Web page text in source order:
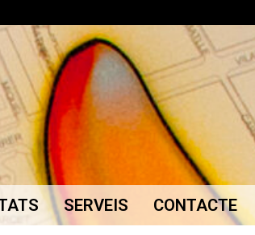
SERVEIS CONTACTE